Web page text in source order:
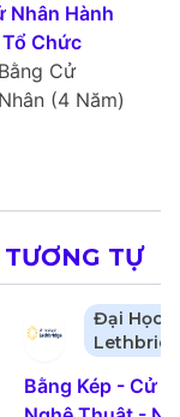
Nhân Hành
Chức
Bằng Cử
Nhân (4 Năm)
TỰ
Đại Học
Bằng Kép - Cử